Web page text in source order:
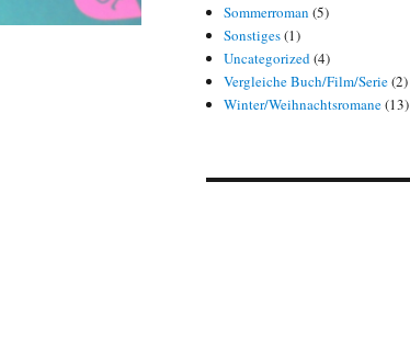
Sommerroman (5)
Sonstiges(1)
Uncategorized(4)
Vergleiche Buch/Film/Serie(2)
Winter/Weihnachtsromane(13)